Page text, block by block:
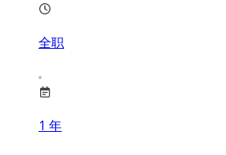
全职
1 年